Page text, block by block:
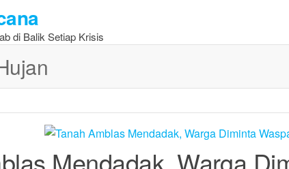
di Balik Setiap Krisis